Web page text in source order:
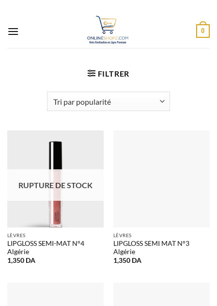
contenu
0
FILTRER
RUPTURE DE STOCK
LÈVRES
LIPGLOSS SEMI-MAT N°4
Algérie
1,350 DA
LÈVRES
LIPGLOSS SEMI MAT N°3
Algérie
1,350 DA